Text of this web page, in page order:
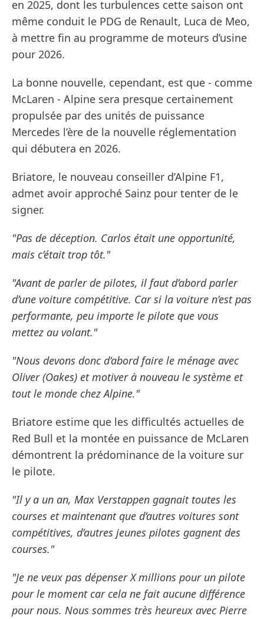
en 2025, dont les turbulences cette saison ont
même conduit le PDG de Renault, Luca de Meo,
à mettre fin au programme de moteurs d’usine
pour 2026.
La bonne nouvelle, cependant, est que - comme
McLaren - Alpine sera presque certainement
propulsée par des unités de puissance
Mercedes l’ère de la nouvelle réglementation
qui débutera en 2026.
Briatore, le nouveau conseiller d’Alpine F1,
admet avoir approché Sainz pour tenter de le
signer.
"Pas de déception. Carlos était une opportunité,
mais c’était trop tôt."
"Avant de parler de pilotes, il faut d’abord parler
d’une voiture compétitive. Car si la voiture n’est pas
performante, peu importe le pilote que vous
mettez au volant."
"Nous devons donc d’abord faire le ménage avec
Oliver (Oakes) et motiver à nouveau le système et
tout le monde chez Alpine."
Briatore estime que les difficultés actuelles de
Red Bull et la montée en puissance de McLaren
démontrent la prédominance de la voiture sur
le pilote.
"Il y a un an, Max Verstappen gagnait toutes les
courses et maintenant que d’autres voitures sont
compétitives, d’autres jeunes pilotes gagnent des
courses."
"Je ne veux pas dépenser X millions pour un pilote
pour le moment car cela ne fait aucune différence
pour nous. Nous sommes très heureux avec Pierre